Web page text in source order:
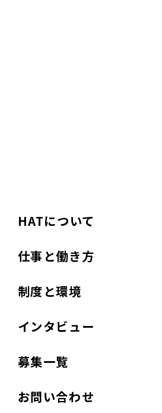
HATについて
仕事と働き方
制度と環境
インタビュー
募集一覧
お問い合わせ